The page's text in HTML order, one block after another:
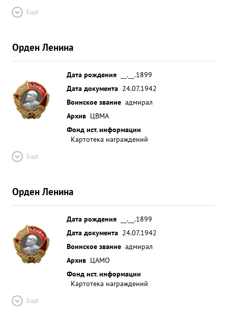
Ещё
Орден Ленина
Дата рождения
__.__.1899
Дата документа 24.07.1942
Воинское звание адмирал
Архив ЦВМА
Фонд ист. информации
Картотека награждений
Ещё
Орден Ленина
Дата рождения
__.__.1899
Дата документа 24.07.1942
Воинское звание адмирал
Архив ЦАМО
Фонд ист. информации
Картотека награждений
Ещё